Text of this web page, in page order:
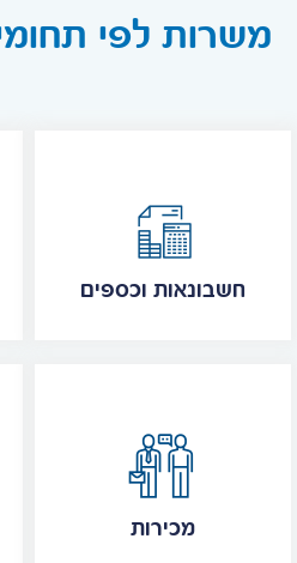
משרות לפי
חשבונאות וכספים
מכירות